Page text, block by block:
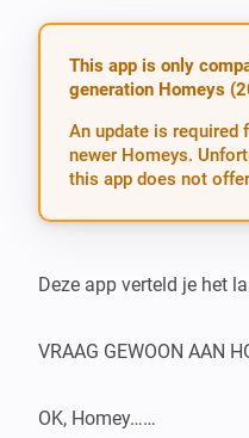
This app is only
generation Homeys
An update is required
newer Homeys.
this app does not
Deze app verteld je het
VRAAG GEWOON AAN
OK, Homey…